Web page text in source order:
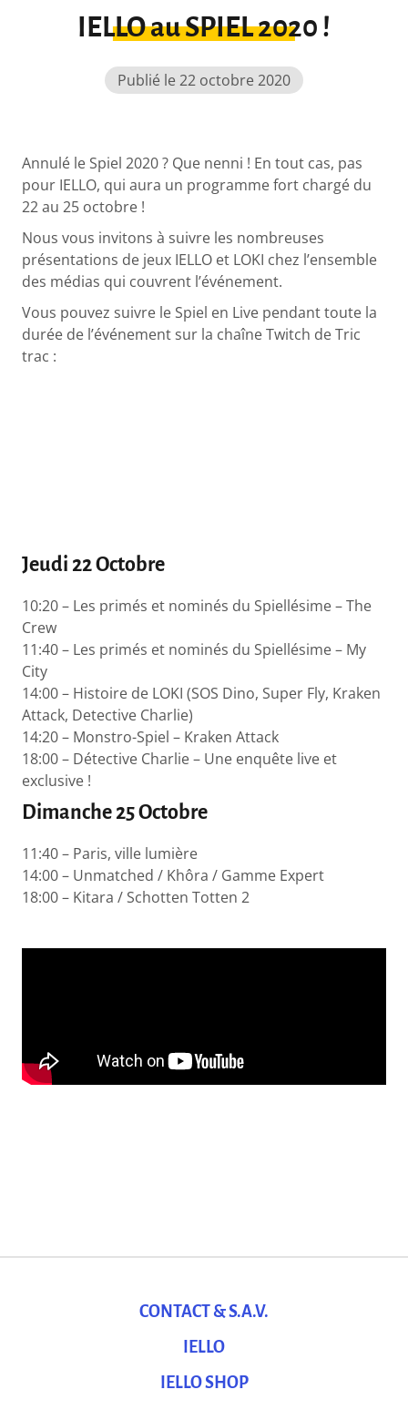
IELLO au SPIEL 2020 !
Publié le 22 octobre 2020
Annulé le Spiel 2020 ? Que nenni ! En tout cas, pas
pour IELLO, qui aura un programme fort chargé du
22 au 25 octobre !
Nous vous invitons à suivre les nombreuses
présentations de jeux IELLO et LOKI chez l’ensemble
des médias qui couvrent l’événement.
Vous pouvez suivre le Spiel en Live pendant toute la
durée de l’événement sur la chaîne Twitch de Tric
trac :
Jeudi 22 Octobre
10:20 – Les primés et nominés du Spiellésime – The
Crew
11:40 – Les primés et nominés du Spiellésime – My
City
14:00 – Histoire de LOKI (SOS Dino, Super Fly, Kraken
Attack, Detective Charlie)
14:20 – Monstro-Spiel – Kraken Attack
18:00 – Détective Charlie – Une enquête live et
exclusive !
Dimanche 25 Octobre
11:40 – Paris, ville lumière
14:00 – Unmatched / Khôra / Gamme Expert
18:00 – Kitara / Schotten Totten 2
CONTACT & S.A.V.
IELLO
IELLO SHOP